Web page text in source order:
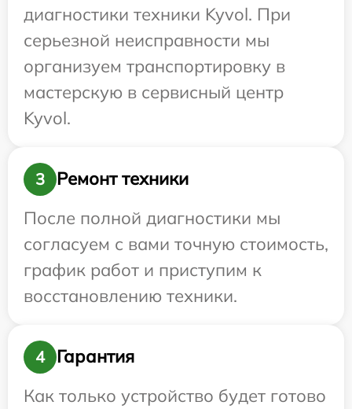
диагностики техники Kyvol. При
серьезной неисправности мы
организуем транспортировку в
мастерскую в сервисный центр
Kyvol.
3
Ремонт техники
После полной диагностики мы
согласуем с вами точную стоимость,
график работ и приступим к
восстановлению техники.
4
Гарантия
Как только устройство будет готово